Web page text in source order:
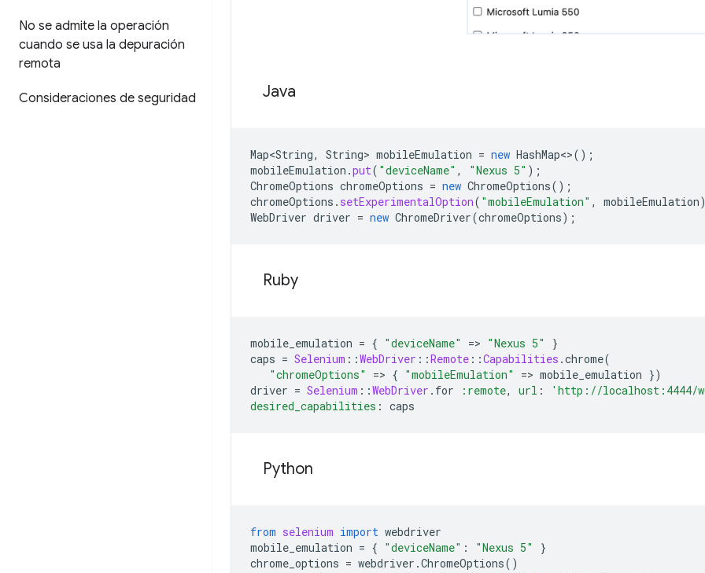
No se admite la operación
cuando se usa la depuración
remota
Consideraciones de seguridad Java
Map<String, String> mobileEmulation = new HashMap<>();
mobileEmulation .put( "deviceName" , "Nexus 5" );
ChromeOptions chromeOptions = new ChromeOptions();
chromeOptions . setExperimentalOption( "mobileEmulation" , mobileEmulation
WebDriver driver = new ChromeDriver(chromeOptions);
Ruby
mobile_emulation = { "deviceName" => "Nexus 5"
}
caps = Selenium ::WebDriver ::Remote ::Capabilities .chrome(
"chromeOptions"
=> { "mobileEmulation" => mobile_emulation })
driver = Selenium ::WebDriver . for :remote, url :
'http://localhost:4444/
desired_capabilities : caps
Python
from selenium import webdriver
mobile_emulation = { "deviceName" : "Nexus 5"
}
chrome_options = webdriver .ChromeOptions()